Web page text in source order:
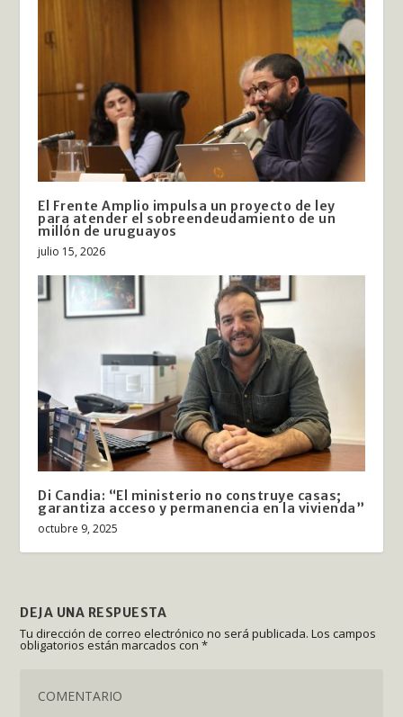
El Frente Amplio impulsa un proyecto de ley
para atender el sobreendeudamiento de un
millón de uruguayos
julio 15, 2026
Di Candia: “El ministerio no construye casas;
garantiza acceso y permanencia en la vivienda”
octubre 9, 2025
DEJA UNA RESPUESTA
Tu dirección de correo electrónico no será publicada. Los campos
obligatorios están marcados con*